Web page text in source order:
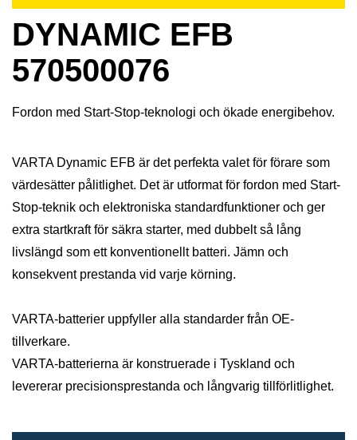
DYNAMIC EFB
570500076
Fordon med Start-Stop-teknologi och ökade energibehov.
VARTA Dynamic EFB är det perfekta valet för förare som
värdesätter pålitlighet. Det är utformat för fordon med Start-
Stop-teknik och elektroniska standardfunktioner och ger
extra startkraft för säkra starter, med dubbelt så lång
livslängd som ett konventionellt batteri. Jämn och
konsekvent prestanda vid varje körning.
VARTA-batterier uppfyller alla standarder från OE-
tillverkare.
VARTA-batterierna är konstruerade i Tyskland och
levererar precisionsprestanda och långvarig tillförlitlighet.